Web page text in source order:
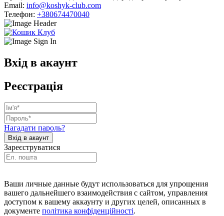
Email: info@koshyk-club.com
Телефон: +380674470040
Вхід в акаунт
Реєстрація
Нагадати пароль?
Зареєструватися
Ваши личные данные будут использоваться для упрощения
вашего дальнейшего взаимодействия с сайтом, управления
доступом к вашему аккаунту и других целей, описанных в
документе політика конфіденційності.